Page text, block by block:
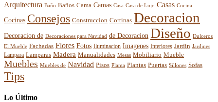
Arquitectura Baño Baños Cama Camas Casa Casa de Lujo Casas Cocina
Cocinas Consejos Construccion Cortinas Decoracion
Decoracion de Decoraciones para Navidad de Decoracion Diseño Dulceros
El Mueble Fachadas Flores Fotos Iluminacion Imagenes Interiores Jardin Jardines
Lampara Lamparas Madera Manualidades Mesas Mobiliario Mueble
Muebles Muebles de Navidad Pisos Planta Plantas Puertas Sillones Sofas
Tips
Lo Último